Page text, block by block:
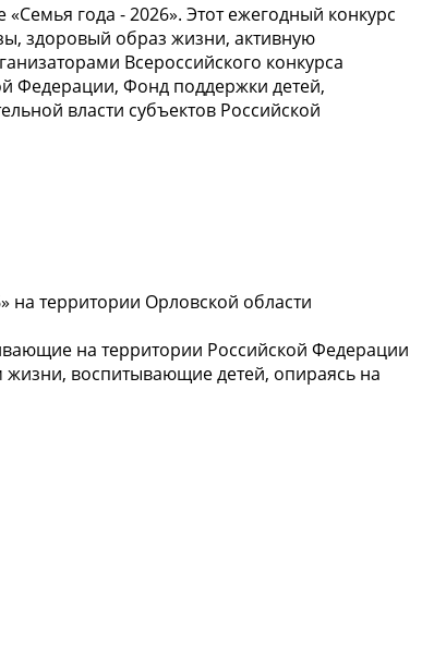
года - 2026». Этот ежегодный конкурс
здоровый образ жизни, активную
Всероссийского конкурса
Федерации, Фонд поддержки детей,
власти субъектов Российской
на территории Орловской области
на территории Российской Федерации
воспитывающие детей, опираясь на